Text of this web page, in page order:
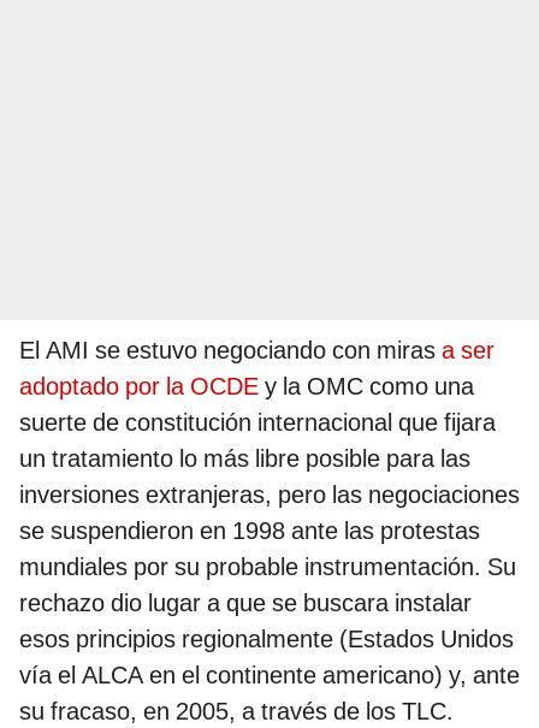
El AMI se estuvo negociando con miras a ser
adoptado por la OCDE y la OMC como una
suerte de constitución internacional que fijara
un tratamiento lo más libre posible para las
inversiones extranjeras, pero las negociaciones
se suspendieron en 1998 ante las protestas
mundiales por su probable instrumentación. Su
rechazo dio lugar a que se buscara instalar
esos principios regionalmente (Estados Unidos
vía el ALCA en el continente americano) y, ante
su fracaso, en 2005, a través de los TLC.